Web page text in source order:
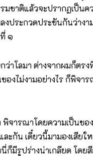
ชาติแล้วจะปรากฏเป็นค
งประกวดประขันกันว่างา
๑
ว่าโลมา ต่างจากผมก็ตร
งไม่งามอย่างไร ก็พิจา
จารณาโดยความเป็นขอ
ละกัน เดี๋ยวนี้มามองเสีย
ก็มีรูปร่างน่าเกลียด โดย